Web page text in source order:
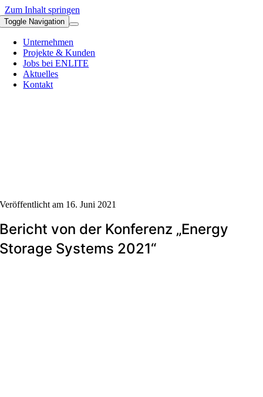
Zum Inhalt springen
Toggle Navigation
Unternehmen
Projekte & Kunden
Jobs bei ENLITE
Aktuelles
Kontakt
Veröffentlicht am 16. Juni 2021
Bericht von der Konferenz „Energy
Storage Systems 2021“